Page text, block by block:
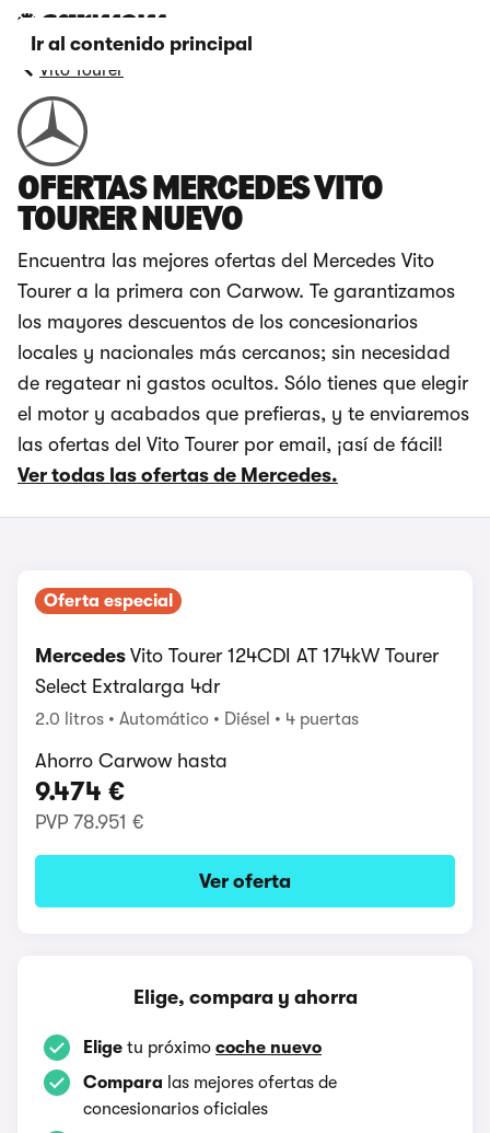
Ir al contenido principal
Vito Tourer
OFERTAS MERCEDES VITO
TOURER NUEVO
Encuentra las mejores ofertas del Mercedes Vito
Tourer a la primera con Carwow. Te garantizamos
los mayores descuentos de los concesionarios
locales y nacionales más cercanos; sin necesidad
de regatear ni gastos ocultos. Sólo tienes que elegir
el motor y acabados que prefieras, y te enviaremos
las ofertas del Vito Tourer por email, ¡así de fácil!
Ver todas las ofertas de Mercedes.
Oferta especial
Mercedes Vito Tourer 124CDI AT 174kW Tourer
Select Extralarga 4dr
2.0 litros Automático Diésel 4 puertas
Ahorro Carwow hasta
9.474 €
PVP 78.951 €
Ver oferta
Elige, compara y ahorra
Elige tu próximo coche nuevo
Compara las mejores ofertas de
concesionarios oficiales